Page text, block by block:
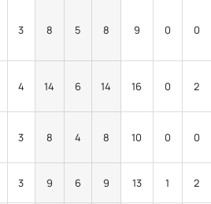
3 8 5 8 9 0 0
4 14 6 14 16 0 2
3 8 4 8 10 0 0
3 9 6 9 13 1 2